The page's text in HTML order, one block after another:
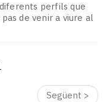
perfils que
de venir a viure al
Següent >